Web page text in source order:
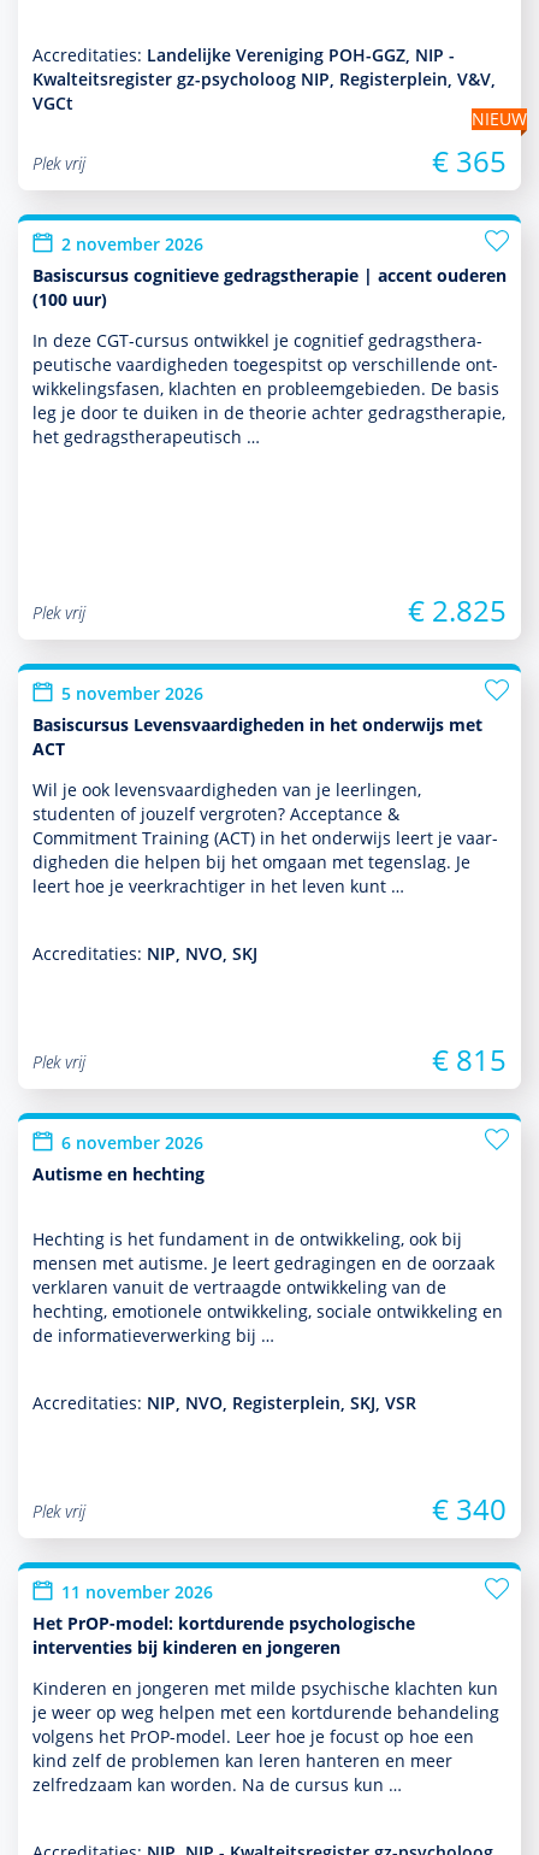
Accreditaties: Landelijke Vereniging POH-GGZ, NIP -
Kwalteitsregister gz-psycholoog NIP, Registerplein, V&V,
VGCt
NIEUW
Plek vrij
€ 365
2 november 2026
Basiscursus cognitieve gedragstherapie | accent ouderen
(100 uur)
In deze CGT-cursus ontwik­kel je cognitief gedrags­thera­
peu­tische vaar­dig­heden toegespitst op ver­schil­lende ont­
wikke­lingsfasen, klachten en probleemgebieden. De basis
leg je door te duiken in de theorie achter gedrags­thera­pie,
het gedrags­thera­peu­tisch …
Plek vrij € 2.825
5 november 2026
Basiscursus Levensvaardigheden in het onderwijs met
ACT
Wil je ook levensvaar­dig­heden van je leer­lingen,
studenten of jouzelf vergroten? Acceptance &
Commitment Training (ACT) in het onder­wijs leert je vaar­
dig­heden die helpen bij het omgaan met tegenslag. Je
leert hoe je veerkrachtiger in het leven kunt …
Accreditaties: NIP, NVO, SKJ
Plek vrij € 815
6 november 2026
Autisme en hechting
Hechting is het fundament in de ont­wikke­ling, ook bij
mensen met autisme. Je leert gedragingen en de oorzaak
verklaren vanuit de vertraagde ont­wikke­ling van de
hechting, emotionele ont­wikke­ling, sociale ont­wikke­ling en
de infor­matieverwerking bij …
Accreditaties: NIP, NVO, Registerplein, SKJ, VSR
Plek vrij € 340
11 november 2026
Het PrOP-model: kortdurende psychologische
interventies bij kinderen en jongeren
Kinderen en jongeren met milde psychische klachten kun
je weer op weg helpen met een kort­durende behan­del­ing
volgens het PrOP-model. Leer hoe je focust op hoe een
kind zelf de pro­ble­men kan leren hanteren en meer
zelfredzaam kan worden. Na de cursus kun …